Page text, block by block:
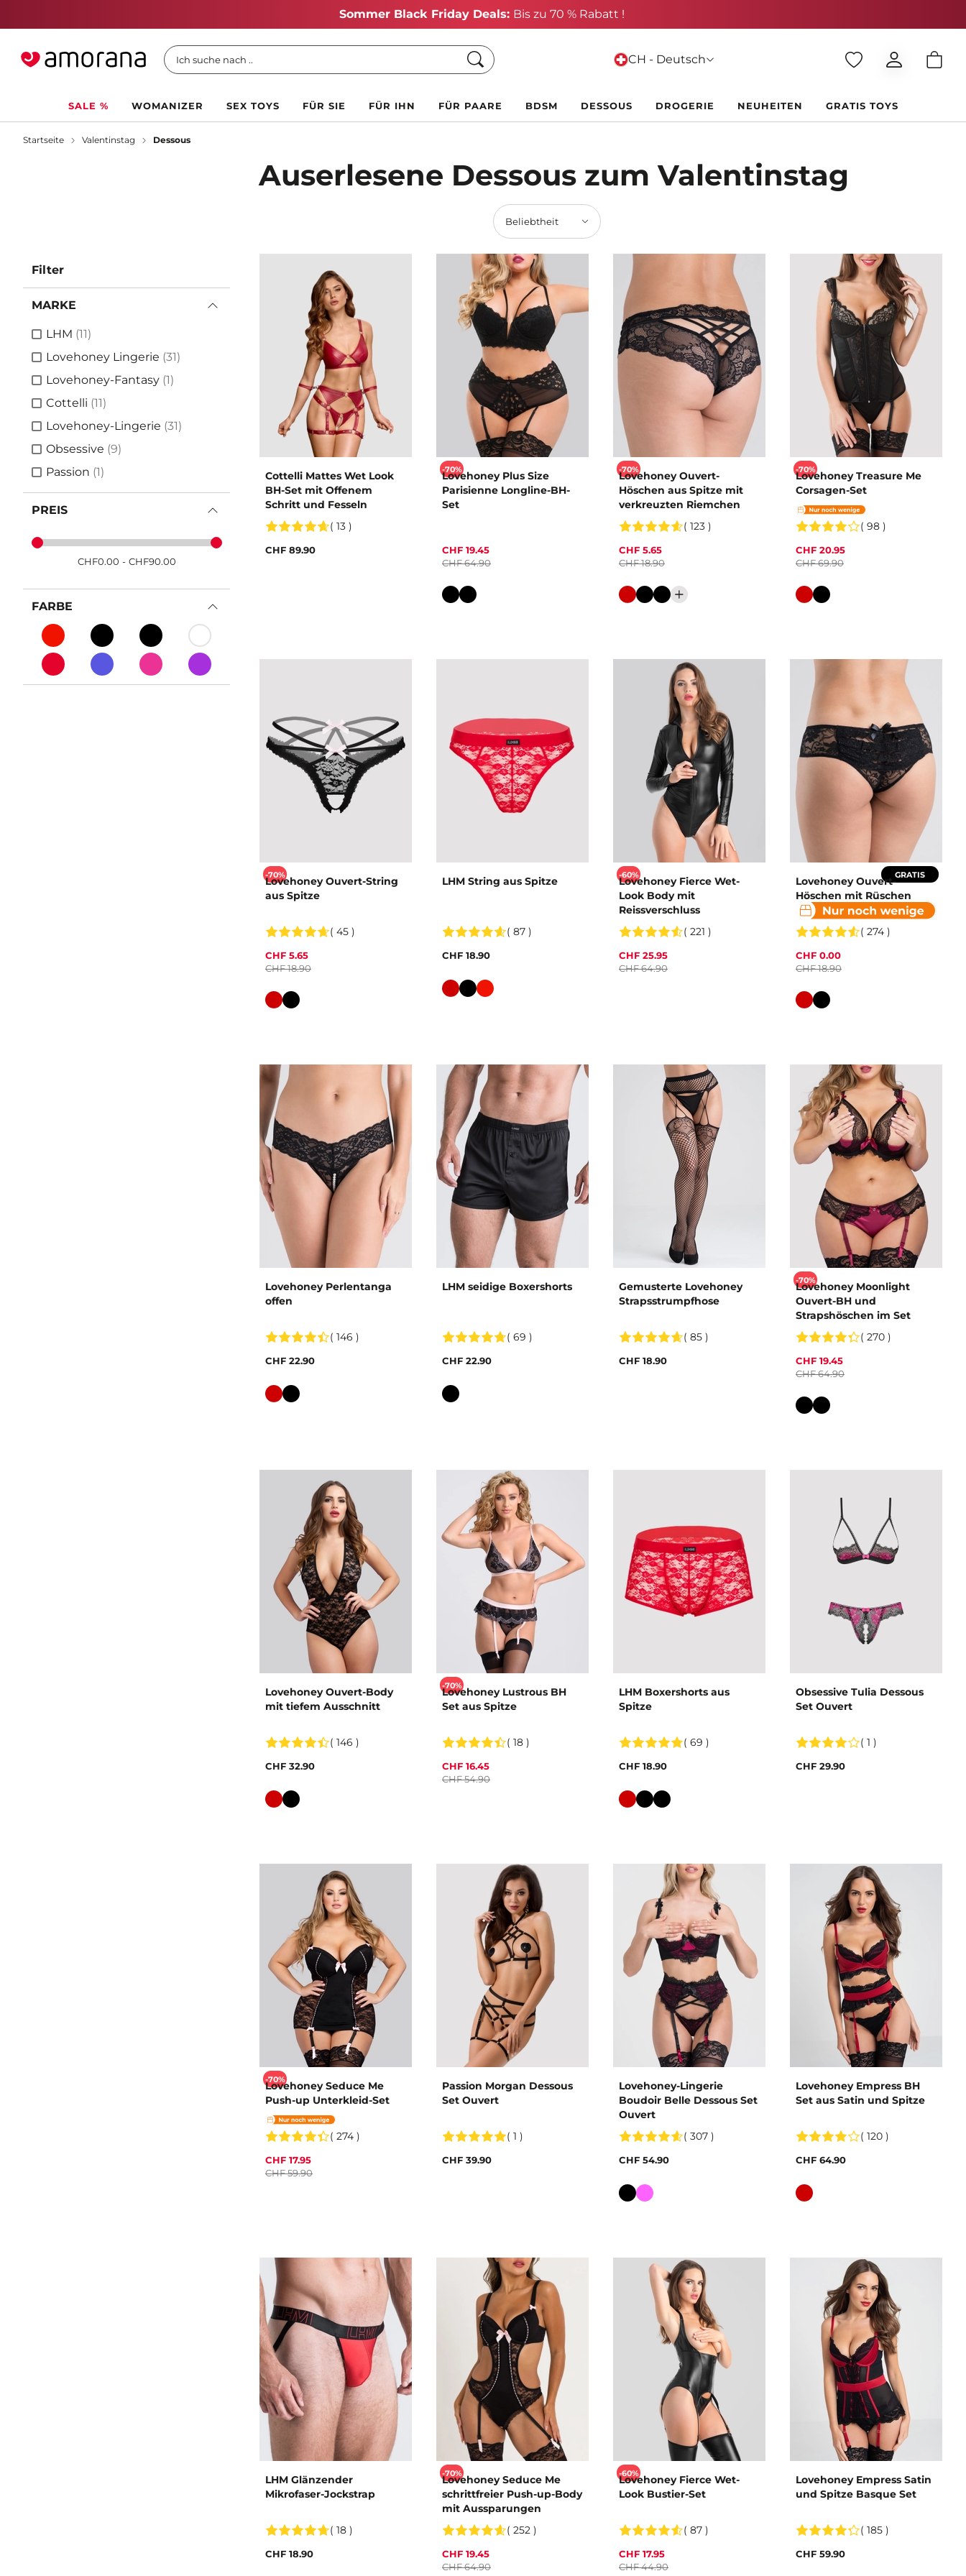
Sommer Black Friday Deals: Bis zu 70 % Rabatt !
Ich suche nach .. Suche CH - Deutsch
SALE % WOMANIZER SEX TOYS FÜR SIE FÜR IHN FÜR PAARE BDSM DESSOUS DROGERIE NEUHEITEN GRATIS TOYS
Startseite Valentinstag Dessous
Auserlesene Dessous zum Valentinstag
Filter
MARKE
LHM (11)
Lovehoney Lingerie (31)
Lovehoney-Fantasy (1)
Cottelli (11)
Lovehoney-Lingerie (31)
Obsessive (9)
Passion (1)
PREIS
CHF0.00 - CHF90.00
FARBE
Beliebtheit
Cottelli Mattes Wet Look
BH-Set mit Offenem
Schritt und Fesseln
( 13 )
CHF 89.90
-70%
Lovehoney Plus Size
Parisienne Longline-BH-
Set
CHF 19.45
CHF 64.90
Farbe
-70%
Lovehoney Ouvert-
Höschen aus Spitze mit
verkreuzten Riemchen
( 123 )
CHF 5.65
CHF 18.90
Farbe
-70%
Lovehoney Treasure Me
Corsagen-Set
( 98 )
CHF 20.95
CHF 69.90
Farbe
-70%
Lovehoney Ouvert-String
aus Spitze
( 45 )
CHF 5.65
CHF 18.90
Farbe
LHM String aus Spitze
( 87 )
CHF 18.90
Farbe
-60%
Lovehoney Fierce Wet-
Look Body mit
Reissverschluss
( 221 )
CHF 25.95
CHF 64.90
GRATIS
Lovehoney Ouvert-
Höschen mit Rüschen
( 274 )
CHF 0.00
CHF 18.90
Farbe
Lovehoney Perlentanga
offen
( 146 )
CHF 22.90
Farbe
LHM seidige Boxershorts
( 69 )
CHF 22.90
Farbe
Gemusterte Lovehoney
Strapsstrumpfhose
( 85 )
CHF 18.90
-70%
Lovehoney Moonlight
Ouvert-BH und
Strapshöschen im Set
( 270 )
CHF 19.45
CHF 64.90
Farbe
Lovehoney Ouvert-Body
mit tiefem Ausschnitt
( 146 )
CHF 32.90
Farbe
-70%
Lovehoney Lustrous BH
Set aus Spitze
( 18 )
CHF 16.45
CHF 54.90
LHM Boxershorts aus
Spitze
( 69 )
CHF 18.90
Farbe
Obsessive Tulia Dessous
Set Ouvert
( 1 )
CHF 29.90
-70%
Lovehoney Seduce Me
Push-up Unterkleid-Set
( 274 )
CHF 17.95
CHF 59.90
Passion Morgan Dessous
Set Ouvert
( 1 )
CHF 39.90
Lovehoney-Lingerie
Boudoir Belle Dessous Set
Ouvert
( 307 )
CHF 54.90
Farbe
Lovehoney Empress BH
Set aus Satin und Spitze
( 120 )
CHF 64.90
Farbe
LHM Glänzender
Mikrofaser-Jockstrap
( 18 )
CHF 18.90
-70%
Lovehoney Seduce Me
schrittfreier Push-up-Body
mit Aussparungen
( 252 )
CHF 19.45
CHF 64.90
-60%
Lovehoney Fierce Wet-
Look Bustier-Set
( 87 )
CHF 17.95
CHF 44.90
Lovehoney Empress Satin
und Spitze Basque Set
( 185 )
CHF 59.90